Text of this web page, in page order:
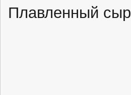
Плавленный сыр